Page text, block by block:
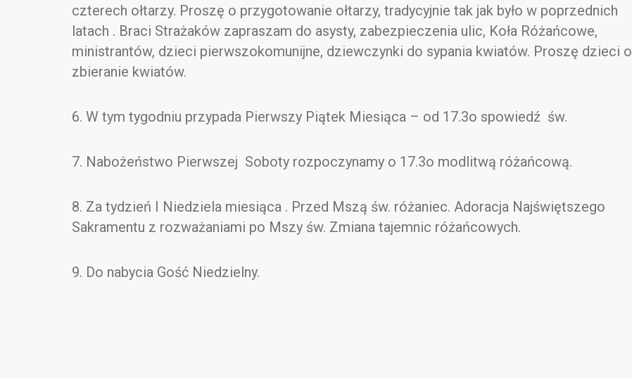
czterech ołtarzy. Proszę o przygotowanie ołtarzy, tradycyjnie tak jak było w poprzednich
latach . Braci Strażaków zapraszam do asysty, zabezpieczenia ulic, Koła Różańcowe,
ministrantów, dzieci pierwszokomunijne, dziewczynki do sypania kwiatów. Proszę dzieci o
zbieranie kwiatów.
6. W tym tygodniu przypada Pierwszy Piątek Miesiąca – od 17.3o spowiedź św.
7. Nabożeństwo Pierwszej Soboty rozpoczynamy o 17.3o modlitwą różańcową.
8. Za tydzień I Niedziela miesiąca . Przed Mszą św. różaniec. Adoracja Najświętszego
Sakramentu z rozważaniami po Mszy św. Zmiana tajemnic różańcowych.
9. Do nabycia Gość Niedzielny.